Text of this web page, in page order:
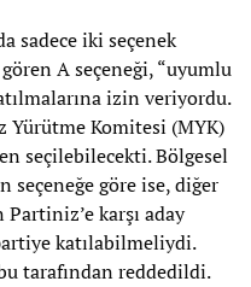
sadece iki seçenek
A seçeneği, “uyumlu
izin veriyordu.
Yürütme Komitesi (MYK)
seçilebilecekti. Bölgesel
seçeneğe göre ise, diğer
karşı aday
katılabilmeliydi.
tarafından reddedildi.